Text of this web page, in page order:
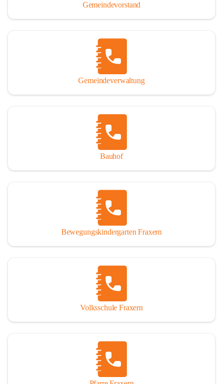
Gemeindevorstand
Gemeindeverwaltung
Bauhof
Bewegungskindergarten Fraxern
Volksschule Fraxern